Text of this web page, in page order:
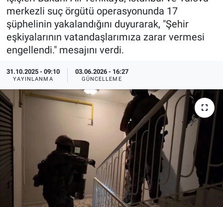
merkezli suç örgütü operasyonunda 17
şüphelinin yakalandığını duyurarak, "Şehir
eşkiyalarının vatandaşlarımıza zarar vermesi
engellendi." mesajını verdi.
31.10.2025 - 09:10
YAYINLANMA
03.06.2026 - 16:27
GÜNCELLEME
Özel Haberler
Yazarlar
Dünya
Medya
Özel Haberler
Kadın
Erişim Bilgileri
Teknoloji
Ramazan
Haber Arşivi